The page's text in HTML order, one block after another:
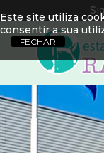
Este site utiliza
consentir a sua